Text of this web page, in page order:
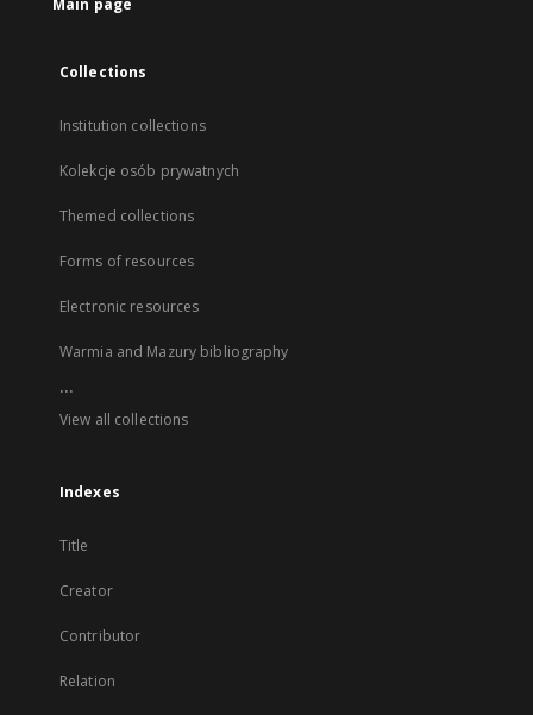
Main page
Collections
Institution collections
Kolekcje osób prywatnych
Themed collections
Forms of resources
Electronic resources
Warmia and Mazury bibliography
...
View all collections
Indexes
Title
Creator
Contributor
Relation